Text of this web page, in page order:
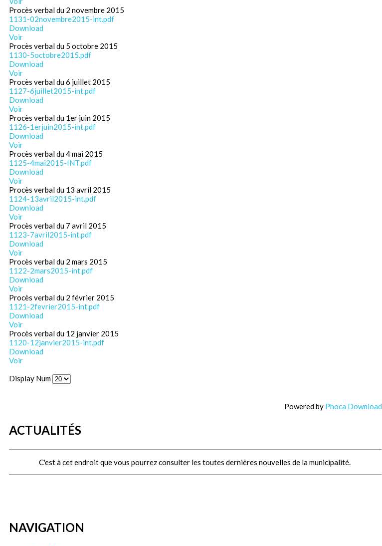
Procès verbal du 2 novembre 2015
1131-02novembre2015-int.pdf
Download
Voir
Procès verbal du 5 octobre 2015
1130-5octobre2015.pdf
Download
Voir
Procès verbal du 6 juillet 2015
1127-6juillet2015-int.pdf
Download
Voir
Procès verbal du 1er juin 2015
1126-1erjuin2015-int.pdf
Download
Voir
Procès verbal du 4 mai 2015
1125-4mai2015-INT.pdf
Download
Voir
Procès verbal du 13 avril 2015
1124-13avril2015-int.pdf
Download
Voir
Procès verbal du 7 avril 2015
1123-7avril2015-int.pdf
Download
Voir
Procès verbal du 2 mars 2015
1122-2mars2015-int.pdf
Download
Voir
Procès verbal du 2 février 2015
1121-2fevrier2015-int.pdf
Download
Voir
Procès verbal du 12 janvier 2015
1120-12janvier2015-int.pdf
Download
Voir
Display Num
Powered by Phoca Download
ACTUALITÉS
C'est à cet endroit que vous pourrez consulter les toutes dernières nouvelles de la municipalité.
NAVIGATION